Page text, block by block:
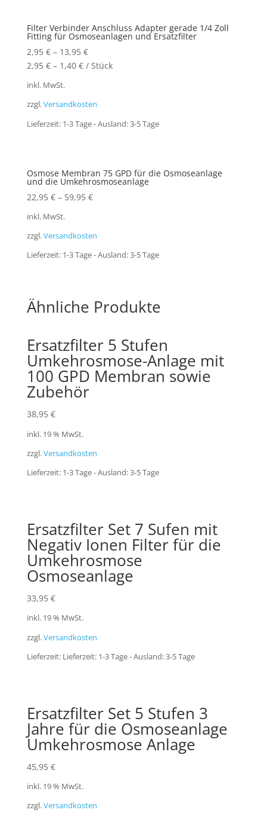
Filter Verbinder Anschluss Adapter gerade 1/4 Zoll
Fitting für Osmoseanlagen und Ersatzfilter
2,95 €– 13,95 €
2,95 €– 1,40 €/ Stück
inkl. MwSt.
zzgl.Versandkosten
Lieferzeit: 1-3 Tage - Ausland: 3-5 Tage
Osmose Membran 75 GPD für die Osmoseanlage
und die Umkehrosmoseanlage
22,95 €– 59,95 €
inkl. MwSt.
zzgl.Versandkosten
Lieferzeit: 1-3 Tage - Ausland: 3-5 Tage
Ähnliche Produkte
Ersatzfilter 5 Stufen
Umkehrosmose-Anlage mit
100 GPD Membran sowie
Zubehör
38,95 €
inkl. 19 % MwSt.
zzgl.Versandkosten
Lieferzeit: 1-3 Tage - Ausland: 3-5 Tage
Ersatzfilter Set 7 Sufen mit
Negativ Ionen Filter für die
Umkehrosmose
Osmoseanlage
33,95 €
inkl. 19 % MwSt.
zzgl.Versandkosten
Lieferzeit: Lieferzeit: 1-3 Tage - Ausland: 3-5 Tage
Ersatzfilter Set 5 Stufen 3
Jahre für die Osmoseanlage
Umkehrosmose Anlage
45,95 €
inkl. 19 % MwSt.
zzgl.Versandkosten